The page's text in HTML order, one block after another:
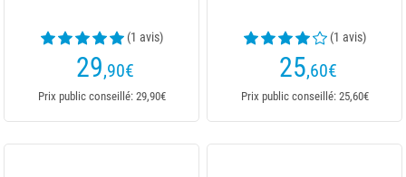
(1 avis)
29,90€
Prix public conseillé: 29,90€
(1 avis)
25,60€
Prix public conseillé: 25,60€